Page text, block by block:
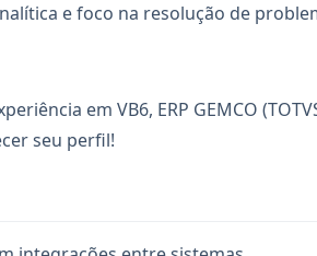
e foco na resolução de
em VB6, ERP GEMCO
seu perfil!